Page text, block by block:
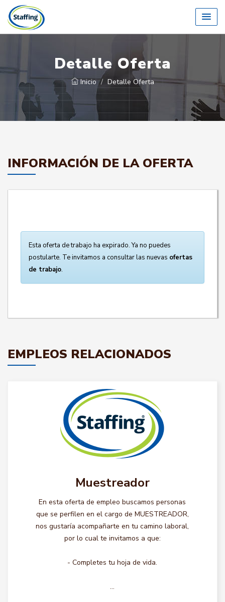
Detalle Oferta
Inicio Detalle Oferta
INFORMACIÓN DE LA OFERTA
Esta oferta de trabajo ha expirado. Ya no puedes
postularte. Te invitamos a consultar las nuevas ofertas
de trabajo.
EMPLEOS RELACIONADOS
Muestreador
En esta oferta de empleo buscamos personas
que se perfilen en el cargo de MUESTREADOR,
nos gustaría acompañarte en tu camino laboral,
por lo cual te invitamos a que:
- Completes tu hoja de vida.
...